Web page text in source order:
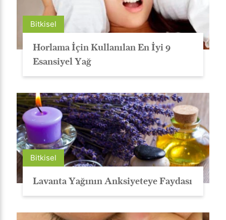
Bitkisel
Horlama İçin Kullanılan En İyi 9
Esansiyel Yağ
Bitkisel
Lavanta Yağının Anksiyeteye Faydası